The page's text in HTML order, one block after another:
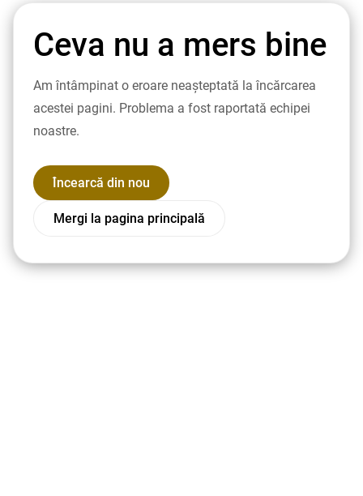
Ceva nu a mers bine
Am întâmpinat o eroare neașteptată la încărcarea
acestei pagini. Problema a fost raportată echipei
noastre.
Încearcă din nou
Mergi la pagina principală